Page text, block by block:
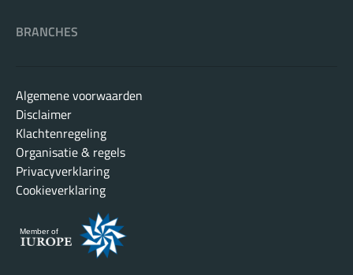
BRANCHES
Algemene voorwaarden
Disclaimer
Klachtenregeling
Organisatie & regels
Privacyverklaring
Cookieverklaring
Member of